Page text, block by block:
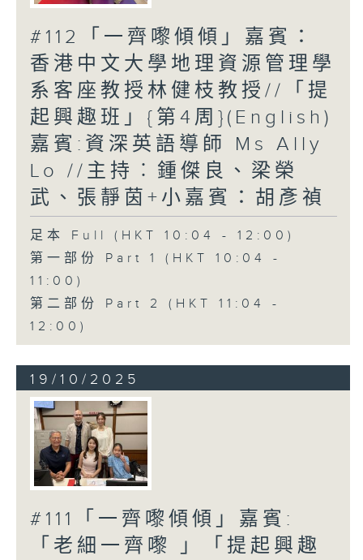
#112「一齊嚟傾傾」嘉賓：
香港中文大學地理資源管理學
系客座教授林健枝教授//「提
起興趣班」{第4周}(English)
嘉賓:資深英語導師 Ms Ally
Lo //主持︰鍾傑良、梁榮
武、張靜茵+小嘉賓：胡彥禎
足本 Full (HKT 10:04 - 12:00)
第一部份 Part 1 (HKT 10:04 -
11:00)
第二部份 Part 2 (HKT 11:04 -
12:00)
19/10/2025
#111「一齊嚟傾傾」嘉賓:
「老細一齊嚟 」「提起興趣